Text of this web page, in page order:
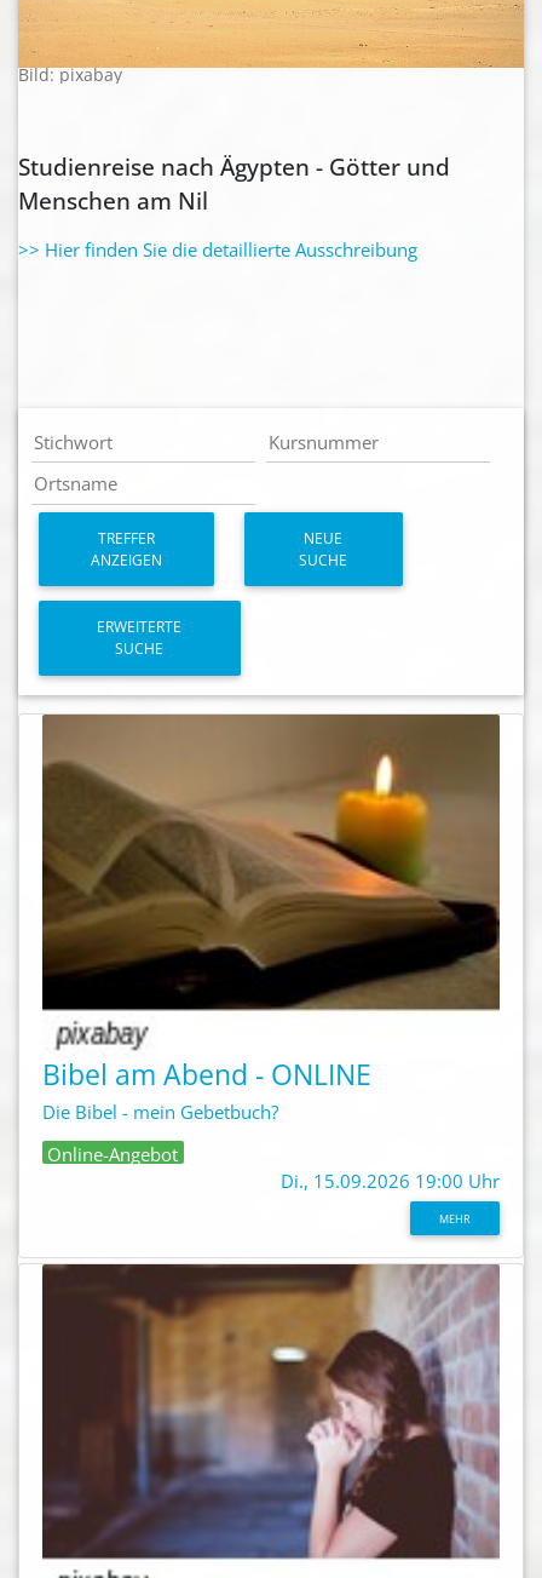
Bild: pixabay
Studienreise nach Ägypten - Götter und
Menschen am Nil
>> Hier finden Sie die detaillierte Ausschreibung
TREFFER
ANZEIGEN
NEUE
SUCHE
ERWEITERTE
SUCHE
Bibel am Abend - ONLINE
Die Bibel - mein Gebetbuch?
Online-Angebot
Di., 15.09.2026 19:00 Uhr
MEHR